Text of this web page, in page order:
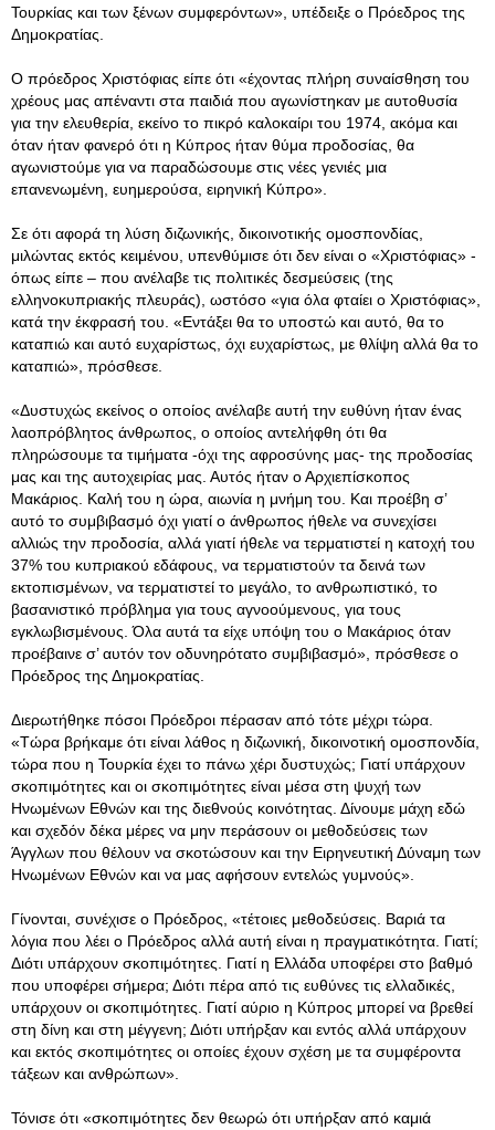
Τουρκίας και των ξένων συμφερόντων», υπέδειξε ο Πρόεδρος της
Δημοκρατίας.
Ο πρόεδρος Χριστόφιας είπε ότι «έχοντας πλήρη συναίσθηση του
χρέους μας απέναντι στα παιδιά που αγωνίστηκαν με αυτοθυσία
για την ελευθερία, εκείνο το πικρό καλοκαίρι του 1974, ακόμα και
όταν ήταν φανερό ότι η Κύπρος ήταν θύμα προδοσίας, θα
αγωνιστούμε για να παραδώσουμε στις νέες γενιές μια
επανενωμένη, ευημερούσα, ειρηνική Κύπρο».
Σε ότι αφορά τη λύση διζωνικής, δικοινοτικής ομοσπονδίας,
μιλώντας εκτός κειμένου, υπενθύμισε ότι δεν είναι ο «Χριστόφιας» -
όπως είπε – που ανέλαβε τις πολιτικές δεσμεύσεις (της
ελληνοκυπριακής πλευράς), ωστόσο «για όλα φταίει ο Χριστόφιας»,
κατά την έκφρασή του. «Εντάξει θα το υποστώ και αυτό, θα το
καταπιώ και αυτό ευχαρίστως, όχι ευχαρίστως, με θλίψη αλλά θα το
καταπιώ», πρόσθεσε.
«Δυστυχώς εκείνος ο οποίος ανέλαβε αυτή την ευθύνη ήταν ένας
λαοπρόβλητος άνθρωπος, ο οποίος αντελήφθη ότι θα
πληρώσουμε τα τιμήματα -όχι της αφροσύνης μας- της προδοσίας
μας και της αυτοχειρίας μας. Αυτός ήταν ο Αρχιεπίσκοπος
Μακάριος. Καλή του η ώρα, αιωνία η μνήμη του. Και προέβη σ’
αυτό το συμβιβασμό όχι γιατί ο άνθρωπος ήθελε να συνεχίσει
αλλιώς την προδοσία, αλλά γιατί ήθελε να τερματιστεί η κατοχή του
37% του κυπριακού εδάφους, να τερματιστούν τα δεινά των
εκτοπισμένων, να τερματιστεί το μεγάλο, το ανθρωπιστικό, το
βασανιστικό πρόβλημα για τους αγνοούμενους, για τους
εγκλωβισμένους. Όλα αυτά τα είχε υπόψη του ο Μακάριος όταν
προέβαινε σ’ αυτόν τον οδυνηρότατο συμβιβασμό», πρόσθεσε ο
Πρόεδρος της Δημοκρατίας.
Διερωτήθηκε πόσοι Πρόεδροι πέρασαν από τότε μέχρι τώρα.
«Τώρα βρήκαμε ότι είναι λάθος η διζωνική, δικοινοτική ομοσπονδία,
τώρα που η Τουρκία έχει το πάνω χέρι δυστυχώς; Γιατί υπάρχουν
σκοπιμότητες και οι σκοπιμότητες είναι μέσα στη ψυχή των
Ηνωμένων Εθνών και της διεθνούς κοινότητας. Δίνουμε μάχη εδώ
και σχεδόν δέκα μέρες να μην περάσουν οι μεθοδεύσεις των
Άγγλων που θέλουν να σκοτώσουν και την Ειρηνευτική Δύναμη των
Ηνωμένων Εθνών και να μας αφήσουν εντελώς γυμνούς».
Γίνονται, συνέχισε ο Πρόεδρος, «τέτοιες μεθοδεύσεις. Βαριά τα
λόγια που λέει ο Πρόεδρος αλλά αυτή είναι η πραγματικότητα. Γιατί;
Διότι υπάρχουν σκοπιμότητες. Γιατί η Ελλάδα υποφέρει στο βαθμό
που υποφέρει σήμερα; Διότι πέρα από τις ευθύνες τις ελλαδικές,
υπάρχουν οι σκοπιμότητες. Γιατί αύριο η Κύπρος μπορεί να βρεθεί
στη δίνη και στη μέγγενη; Διότι υπήρξαν και εντός αλλά υπάρχουν
και εκτός σκοπιμότητες οι οποίες έχουν σχέση με τα συμφέροντα
τάξεων και ανθρώπων».
Τόνισε ότι «σκοπιμότητες δεν θεωρώ ότι υπήρξαν από καμιά